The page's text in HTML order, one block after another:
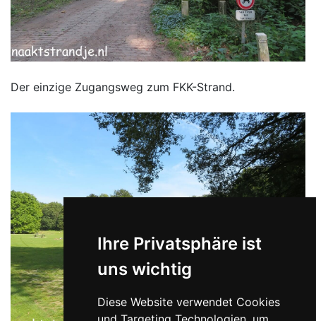
Ihre Privatsphäre ist
uns wichtig
Diese Website verwendet Cookies
Der einzige Zugangsweg zum FKK-Strand.